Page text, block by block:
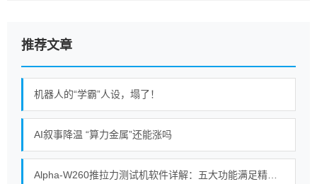
推荐文章
机器人的“学霸”人设，塌了！
AI叙事降温 “算力金属”还能涨吗